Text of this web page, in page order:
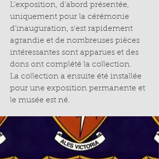
L'exposition, d'abord présentée,
uniquement pour la cérémonie
d'inauguration, s'est rapidement
agrandie et de nombreuses pièces
intéressantes sont apparues et des
dons ont complété la collection.
La collection a ensuite été installée
pour une exposition permanente et
le musée est né.